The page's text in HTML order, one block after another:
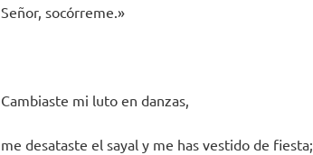
Señor, socórreme.»
Cambiaste mi luto en danzas,
me desataste el sayal y me has vestido de fiesta;